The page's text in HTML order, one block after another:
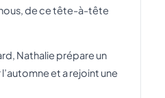
de ce tête-à-tête
Nathalie prépare un
et a rejoint une